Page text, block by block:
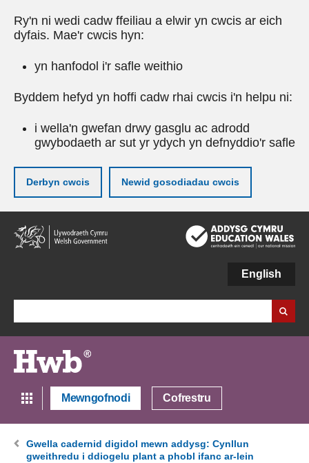
Ry'n ni wedi cadw ffeiliau a elwir yn cwcis ar eich
dyfais. Mae'r cwcis hyn:
yn hanfodol i'r safle weithio
Byddem hefyd yn hoffi cadw rhai cwcis i'n helpu ni:
i wella'n gwefan drwy gasglu ac adrodd
gwybodaeth ar sut yr ydych yn defnyddio'r safle
Derbyn cwcis Newid gosodiadau cwcis
Neidio
i'r
prif
English
Mewngofnodi Cofrestru
Gwella cadernid digidol mewn addysg: Cynllun
gweithredu i ddiogelu plant a phobl ifanc ar-lein